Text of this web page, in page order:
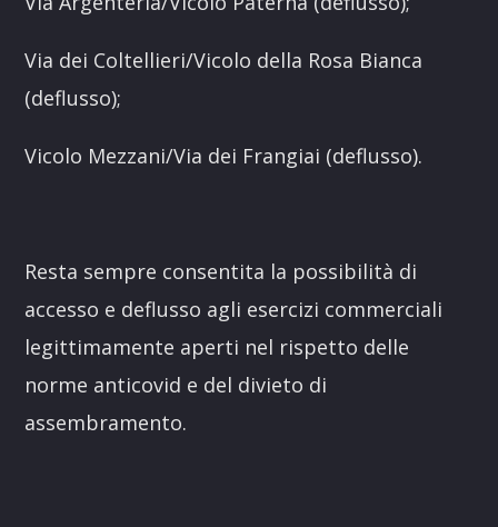
Via dei Coltellieri/Vicolo della Rosa Bianca
(deflusso);
Vicolo Mezzani/Via dei Frangiai (deflusso).
Resta sempre consentita la possibilità di
accesso e deflusso agli esercizi commerciali
legittimamente aperti nel rispetto delle
norme anticovid e del divieto di
assembramento.